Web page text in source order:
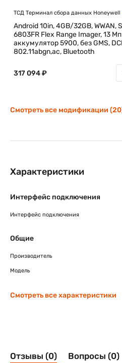
ТСД Терминал сбора данных Honeywell
Android 10in, 4GB/32GB,
6803FR Flex Range Imager, 13
аккумулятор 5900, без GMS,
802.11abgn,ac, Bluetooth
317 094 ₽
Смотреть все модификации
Характеристики
Интерфейс подключения
Интерфейс подключения
Общие
Производитель
Модель
Смотреть все характеристики
Отзывы (0) Вопросы (0)